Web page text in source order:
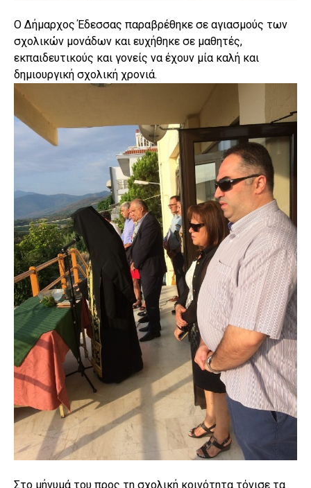
Ο Δήμαρχος Έδεσσας παραβρέθηκε σε αγιασμούς των
σχολικών μονάδων και ευχήθηκε σε μαθητές,
εκπαιδευτικούς και γονείς να έχουν μία καλή και
δημιουργική σχολική χρονιά.
Στο μήνυμά του προς τη σχολική κοινότητα τόνισε τα